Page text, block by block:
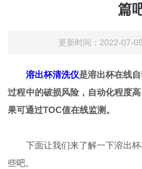
篇
更新时间：2022-
溶出杯清洗仪是溶出杯在线
过程中的破损风险，自动化程度
果可通过TOC值在线监测。
下面让我们来了解一下溶出杯
些吧。